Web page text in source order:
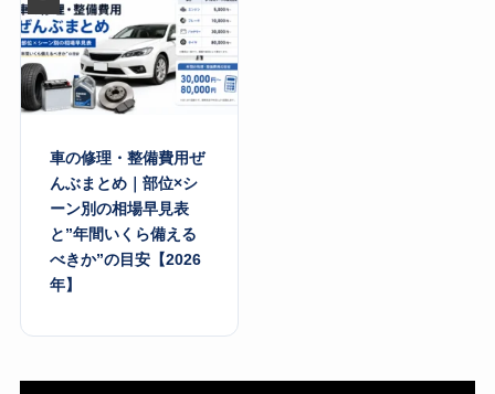
車の修理・整備費用ぜ
んぶまとめ｜部位×シ
ーン別の相場早見表
と”年間いくら備える
べきか”の目安【2026
年】